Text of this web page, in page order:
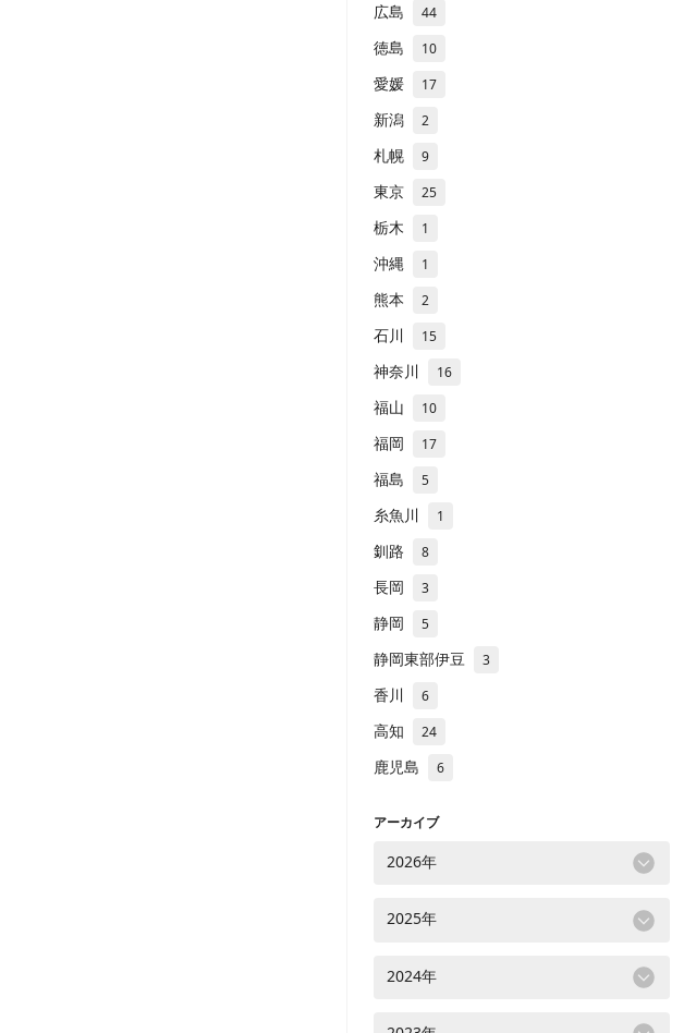
広島 44
徳島 10
愛媛 17
新潟 2
札幌 9
東京 25
栃木 1
沖縄 1
熊本 2
石川 15
神奈川 16
福山 10
福岡 17
福島 5
糸魚川 1
釧路 8
長岡 3
静岡 5
静岡東部伊豆 3
香川 6
高知 24
鹿児島 6
アーカイブ
2026年
2025年
2024年